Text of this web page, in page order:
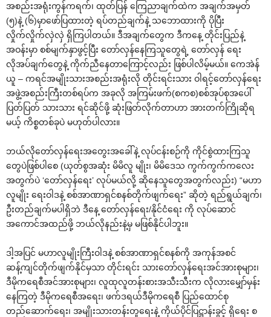
အစည်းအရုံးကွန်ကရက်၊ ထုတ်ပြန် ကြေညာချက်ထဲက အချက်အမှတ်
(၅)နဲ့ (၆)မှာဖော်ပြထားတဲ့ ရပ်တည်ချက်နဲ့ သဘောထားကို ပိုပြီး
လှိုက်လှိုက်လှဲလှဲ ရှိကြပါတယ်။ ဒီအချက်တွေက ဒီကနေ့ တိုင်းပြည်နဲ့
အဝန်းမှာ စစ်မျက်နှာဖွင့်ပြီး တော်လှန်နေကြသူတွေရဲ့ တော်လှန် ရေး
လိုအပ်ချက်တွေနဲ့ ကိုက်ညီနေတာကြောင့်လည်း ဖြစ်ပါလိမ့်မယ်။ ကေအဲန်
ယူ – ကရင်အမျိုးသားအစည်းအရုံးလို တိုင်းရင်းသား ဝါရင့်တော်လှန်ရေး
အဖွဲ့အစည်းကြီးတစ်ရပ်က အခုလို အကြမ်းဖက်(စကစ)စစ်အုပ်စုအပေါ်
ပြတ်ပြတ် သားသား ရင်ဆိုင်ဖို့ ဆုံးဖြတ်လိုက်တာဟာ အားတက်ကြိုဆိုရ
မယ့် ကိစ္စတစ်ခုပဲ မဟုတ်ပါလား။
ဘယ်လိုတော်လှန်ရေးအတွေးအခေါ်နဲ့ လုပ်ငန်းစဉ်ကို ကိုင်စွဲထားကြသူ
တွေပဲဖြစ်ပါစေ (ယုတ်စွအဆုံး မိမိလူ မျိုး၊ မိမိဒေသ ကွက်ကွက်ကလေး
အတွက်ပဲ ‘တော်လှန်ရေး’ လုပ်မယ်လို့ ဆိုနေသူတွေအတွက်လည်း) “မဟာ
လူမျိုး ရေးဝါဒနဲ့ စစ်အာဏာရှင်စနစ်တိုက်ဖျက်ရေး” ဆိုတဲ့ ရည်ရွယ်ချက်၊
ဦးတည်ချက်မပါရှိဘဲ ဒီနေ့ တော်လှန်ရေး/နိုင်ငံရေး ကို လုပ်ဆောင်
အကောင်အထည်ဖို့ ဘယ်လိုနည်းနဲ့မှ မဖြစ်နိုင်ပါဘူး။
ဒါ့အပြင် မဟာလူမျိုးကြီးဝါဒနဲ့ စစ်အာဏာရှင်စနစ်ကို အကုန်အစင်
ဆန့်ကျင်တိုက်ဖျက်နိုင်မှသာ တိုင်းရင်း သားတော်လှန်ရေးအင်အားစုများ၊
ဒီမိုကရေစီအင်အားစုများ၊ လူထုလူတန်းစားအသီးသီးက လိုလားမျှော်မှန်း
နေကြတဲ့ ဒီမိုကရေစီအရေး၊ ဖက်ဒရယ်ဒီမိုကရေစီ ပြည်ထောင်စု
တည်ဆောက်ရေး၊ အမျိုးသားတန်းတူရေးနဲ့ ကိုယ်ပိုင်ပြဋ္ဌာန်းခွင့် ရှိရေး စ